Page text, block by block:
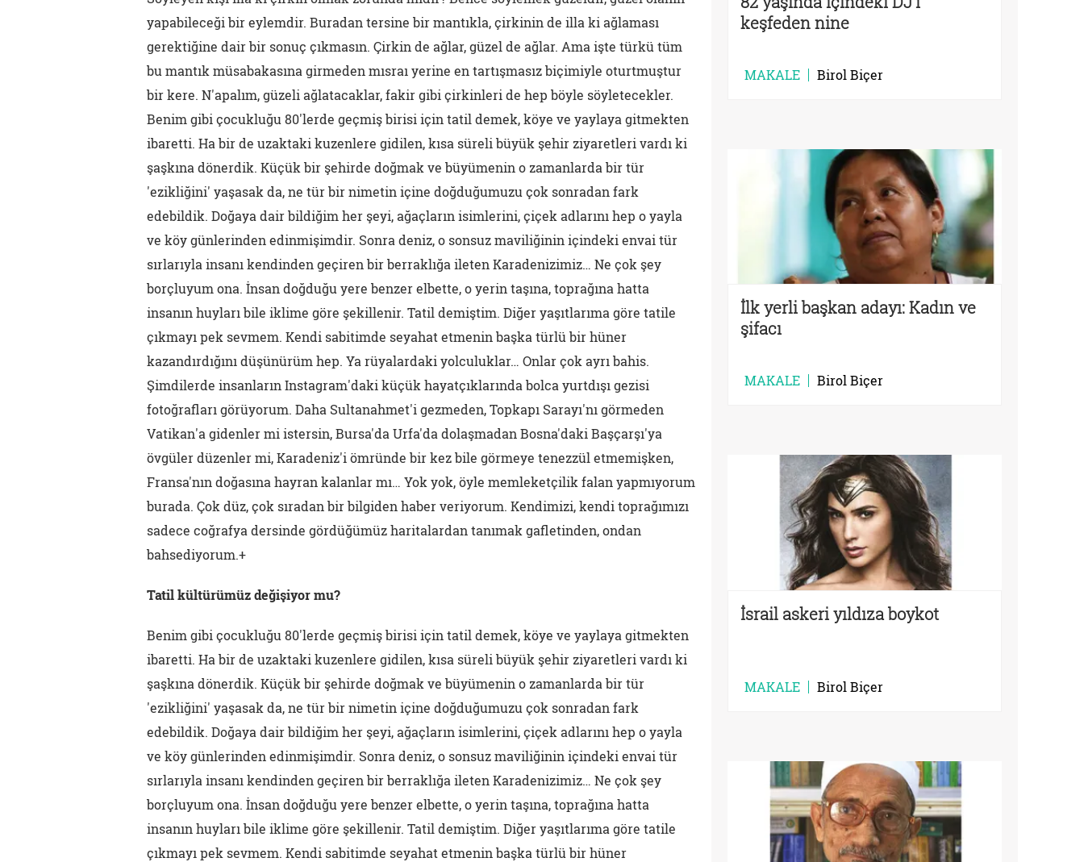
yapabileceği bir eylemdir. Buradan tersine bir mantıkla, çirkinin de illa ki ağlaması
gerektiğine dair bir sonuç çıkmasın. Çirkin de ağlar, güzel de ağlar. Ama işte türkü tüm
bu mantık müsabakasına girmeden mısraı yerine en tartışmasız biçimiyle oturtmuştur
bir kere. N'apalım, güzeli ağlatacaklar, fakir gibi çirkinleri de hep böyle söyletecekler.
Benim gibi çocukluğu 80'lerde geçmiş birisi için tatil demek, köye ve yaylaya gitmekten
ibaretti. Ha bir de uzaktaki kuzenlere gidilen, kısa süreli büyük şehir ziyaretleri vardı ki
şaşkına dönerdik. Küçük bir şehirde doğmak ve büyümenin o zamanlarda bir tür
'ezikliğini' yaşasak da, ne tür bir nimetin içine doğduğumuzu çok sonradan fark
edebildik. Doğaya dair bildiğim her şeyi, ağaçların isimlerini, çiçek adlarını hep o yayla
ve köy günlerinden edinmişimdir. Sonra deniz, o sonsuz maviliğinin içindeki envai tür
sırlarıyla insanı kendinden geçiren bir berraklığa ileten Karadenizimiz… Ne çok şey
borçluyum ona. İnsan doğduğu yere benzer elbette, o yerin taşına, toprağına hatta
insanın huyları bile iklime göre şekillenir. Tatil demiştim. Diğer yaşıtlarıma göre tatile
çıkmayı pek sevmem. Kendi sabitimde seyahat etmenin başka türlü bir hüner
kazandırdığını düşünürüm hep. Ya rüyalardaki yolculuklar… Onlar çok ayrı bahis.
Şimdilerde insanların Instagram'daki küçük hayatçıklarında bolca yurtdışı gezisi
fotoğrafları görüyorum. Daha Sultanahmet'i gezmeden, Topkapı Sarayı'nı görmeden
Vatikan'a gidenler mi istersin, Bursa'da Urfa'da dolaşmadan Bosna'daki Başçarşı'ya
övgüler düzenler mi, Karadeniz'i ömründe bir kez bile görmeye tenezzül etmemişken,
Fransa'nın doğasına hayran kalanlar mı… Yok yok, öyle memleketçilik falan yapmıyorum
burada. Çok düz, çok sıradan bir bilgiden haber veriyorum. Kendimizi, kendi toprağımızı
sadece coğrafya dersinde gördüğümüz haritalardan tanımak gafletinden, ondan
bahsediyorum.+
Tatil kültürümüz değişiyor mu?
Benim gibi çocukluğu 80'lerde geçmiş birisi için tatil demek, köye ve yaylaya gitmekten
ibaretti. Ha bir de uzaktaki kuzenlere gidilen, kısa süreli büyük şehir ziyaretleri vardı ki
şaşkına dönerdik. Küçük bir şehirde doğmak ve büyümenin o zamanlarda bir tür
'ezikliğini' yaşasak da, ne tür bir nimetin içine doğduğumuzu çok sonradan fark
edebildik. Doğaya dair bildiğim her şeyi, ağaçların isimlerini, çiçek adlarını hep o yayla
ve köy günlerinden edinmişimdir. Sonra deniz, o sonsuz maviliğinin içindeki envai tür
sırlarıyla insanı kendinden geçiren bir berraklığa ileten Karadenizimiz… Ne çok şey
borçluyum ona. İnsan doğduğu yere benzer elbette, o yerin taşına, toprağına hatta
insanın huyları bile iklime göre şekillenir. Tatil demiştim. Diğer yaşıtlarıma göre tatile
çıkmayı pek sevmem. Kendi sabitimde seyahat etmenin başka türlü bir hüner
keşfeden nine
MAKALE Birol Biçer
İlk yerli başkan adayı: Kadın ve
şifacı
MAKALE Birol Biçer
İsrail askeri yıldıza boykot
MAKALE Birol Biçer